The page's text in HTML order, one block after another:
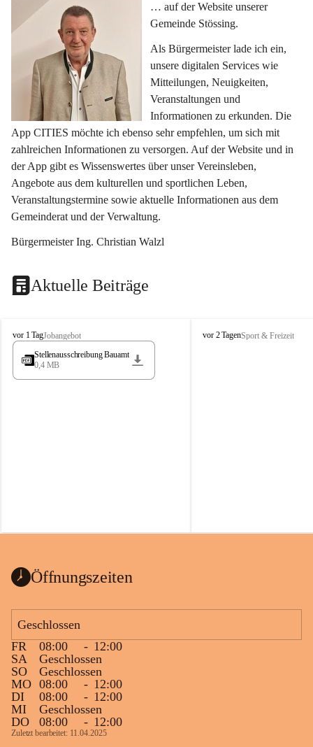
… auf der Website unserer
Gemeinde Stössing.
Als Bürgermeister lade ich ein,
unsere digitalen Services wie
Mitteilungen, Neuigkeiten,
Veranstaltungen und
Informationen zu erkunden. Die
App CITIES möchte ich ebenso sehr empfehlen, um sich mit
zahlreichen Informationen zu versorgen. Auf der Website und in
der App gibt es Wissenswertes über unser Vereinsleben,
Angebote aus dem kulturellen und sportlichen Leben,
Veranstaltungstermine sowie aktuelle Informationen aus dem
Gemeinderat und der Verwaltung.
Bürgermeister Ing. Christian Walzl
Aktuelle Beiträge
S
t
s
vor 1 TagJobangebot
Stellenausschreibung Bauamt
0,4 MB
S
vor 2 TagenSport & Freizeit
Öffnungszeiten
Geschlossen
FR
08:00 - 12:00
SA
Geschlossen
SO
Geschlossen
MO 08:00 - 12:00
DI
08:00 - 12:00
MI
Geschlossen
DO
08:00 - 12:00
Zuletzt bearbeitet: 11.04.2025